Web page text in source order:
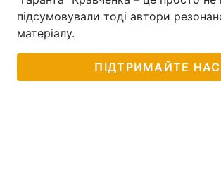
підсумовували тоді автори
матеріалу.
ПІДТРИМАЙТЕ НАС